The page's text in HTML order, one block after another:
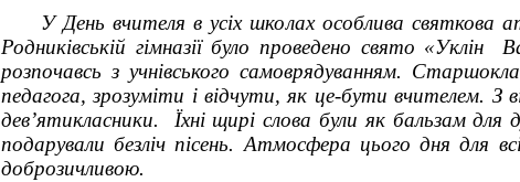
У День вчителя в усіх школах особлива святкова
Родниківській гімназії було проведено свято
розпочавсь з учнівського самоврядуванням.
педагога, зрозуміти і відчути, як це-бути вчителем. З
дев’ятикласники. Їхні щирі слова були як бальзам
подарували безліч пісень. Атмосфера цього дня для
доброзичливою.